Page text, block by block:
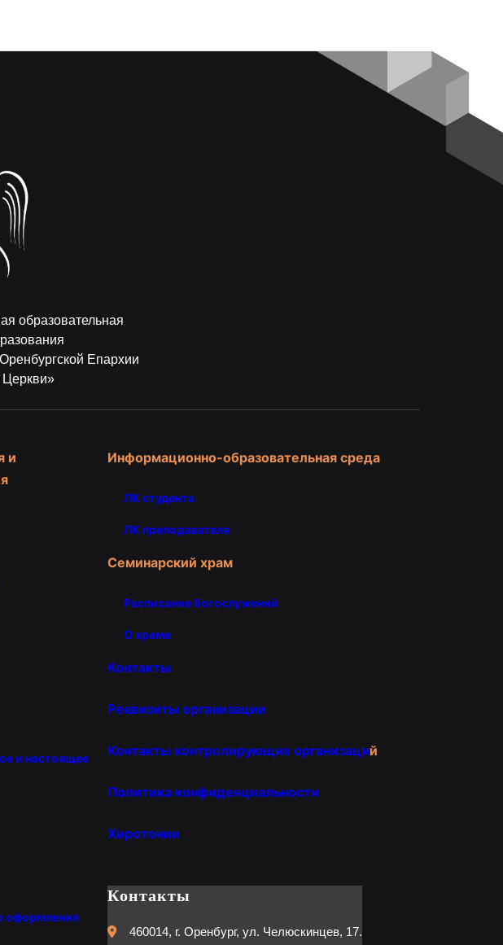
образовательная
Епархии
Церкви»
и
и настоящее
оформления
Информационно-образовательная среда
ЛК студента
ЛК преподавателя
Семинарский храм
Расписание богослужений
О храме
Контакты
Реквизиты организации
Контакты контролирующих организаций
Политика конфиденциальности
Хиротонии
Контакты
460014, г. Оренбург, ул. Челюскинцев, 17.